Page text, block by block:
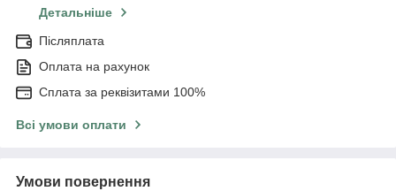
Детальніше
Післяплата
Оплата на рахунок
Сплата за реквізитами 100%
Всі умови оплати
Умови повернення